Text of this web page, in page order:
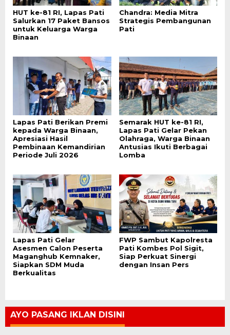
HUT ke-81 RI, Lapas Pati
Salurkan 17 Paket Bansos
untuk Keluarga Warga
Binaan
Chandra: Media Mitra
Strategis Pembangunan
Pati
Lapas Pati Berikan Premi
kepada Warga Binaan,
Apresiasi Hasil
Pembinaan Kemandirian
Periode Juli 2026
Semarak HUT ke-81 RI,
Lapas Pati Gelar Pekan
Olahraga, Warga Binaan
Antusias Ikuti Berbagai
Lomba
Lapas Pati Gelar
Asesmen Calon Peserta
Maganghub Kemnaker,
Siapkan SDM Muda
Berkualitas
FWP Sambut Kapolresta
Pati Kombes Pol Sigit,
Siap Perkuat Sinergi
dengan Insan Pers
AYO PASANG IKLAN DISINI